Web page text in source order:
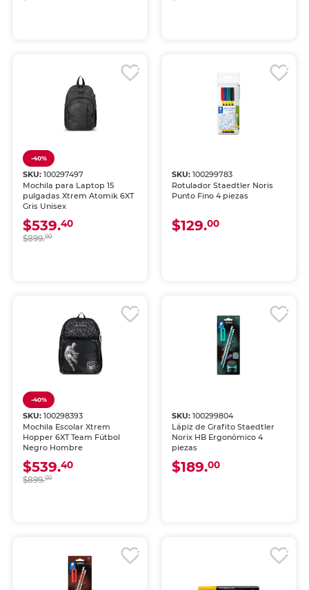
-40%
SKU:100297497
Mochila para Laptop 15
pulgadas Xtrem Atomik 6XT
Gris Unisex
$539.40
$899.00
SKU: 100299783
Rotulador Staedtler Noris
Punto Fino 4 piezas
$129.00
-40%
SKU:100298393
Mochila Escolar Xtrem
Hopper 6XT Team Fútbol
Negro Hombre
$539.40
$899.00
SKU: 100299804
Lápiz de Grafito Staedtler
Norix HB Ergonómico 4
piezas
$189.00